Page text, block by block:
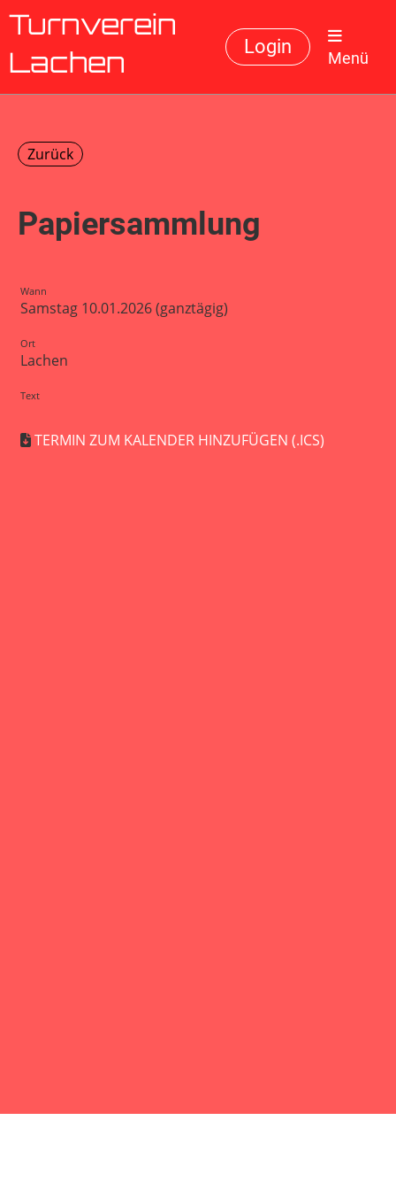
Turnverein
Lachen
Login
Menü
Zurück
Papiersammlung
Wann
Samstag 10.01.2026 (ganztägig)
Ort
Lachen
Text
TERMIN ZUM KALENDER HINZUFÜGEN (.ICS)